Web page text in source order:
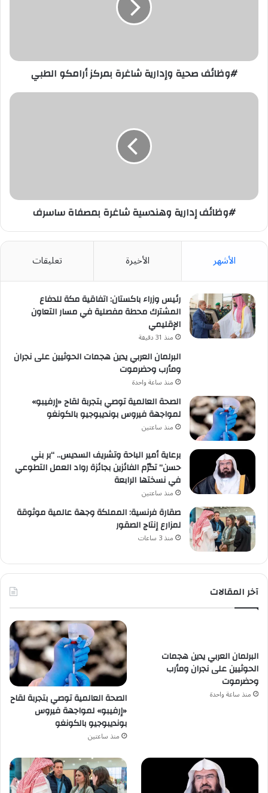
#وظائف صحية وإدارية شاغرة بمركز أرامكو الطبي
#وظائف
#وظائف إدارية وهندسية شاغرة بمصفاة ساسرف
الأشهر الأخيرة تعليقات
رئيس وزراء باكستان: اتفاقية مكة للدفاع
المشترك محطة مفصلية في مسار التعاون
الإقليمي
منذ 31 دقيقة
البرلمان العربي يدين هجمات الحوثيين على نجران
ومأرب وحضرموت
منذ ساعة واحدة
الصحة العالمية توصي بتجربة لقاح «إرفيبو»
لمواجهة فيروس بونديبوجيو بالكونغو
منذ ساعتين
برعاية أمير الباحة وتشريف السديس.. “بر بني
حسن” تكرّم الفائزين بجائزة رواد العمل التطوعي
في نسختها الرابعة
منذ ساعتين
صقارة فرنسية: المملكة وجهة عالمية موثوقة
لمزارع إنتاج الصقور
منذ 3 ساعات
آخر المقالات
البرلمان العربي يدين هجمات
الحوثيين على نجران ومأرب
وحضرموت
منذ ساعة واحدة
الصحة العالمية توصي بتجربة لقاح
«إرفيبو» لمواجهة فيروس
بونديبوجيو بالكونغو
منذ ساعتين